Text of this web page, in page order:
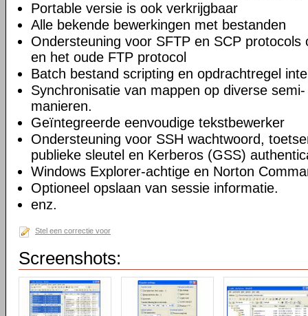
Portable versie is ook verkrijgbaar
Alle bekende bewerkingen met bestanden
Ondersteuning voor SFTP en SCP protocols
en het oude FTP protocol
Batch bestand scripting en opdrachtregel
Synchronisatie van mappen op diverse
manieren.
Geïntegreerde eenvoudige tekstbewerker
Ondersteuning voor SSH wachtwoord,
publieke sleutel en Kerberos (GSS)
Windows Explorer-achtige en Norton
Optioneel opslaan van sessie informatie.
enz.
Stel een correctie voor
Screenshots: